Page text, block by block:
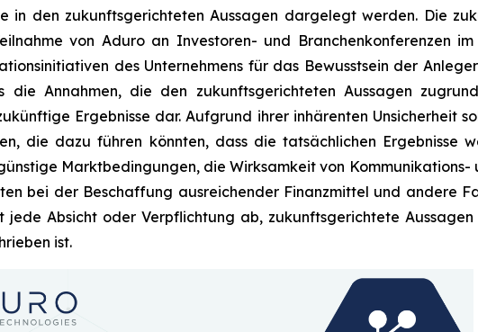
in den zukunftsgerichteten Aussagen dargelegt werden. Die
von Aduro an Investoren- und Branchenkonferenzen
des Unternehmens für das Bewusstsein der
Annahmen, die den zukunftsgerichteten Aussagen
Ergebnisse dar. Aufgrund ihrer inhärenten Unsicherheit
die dazu führen könnten, dass die tatsächlichen Ergebnisse
Marktbedingungen, die Wirksamkeit von
bei der Beschaffung ausreichender Finanzmittel und andere
jede Absicht oder Verpflichtung ab, zukunftsgerichtete
ist.